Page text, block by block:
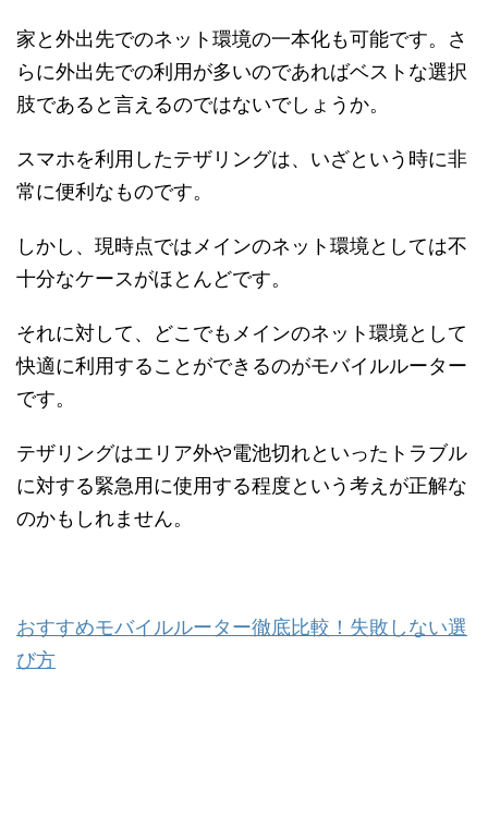
家と外出先でのネット環境の一本化も可能です。さ
らに外出先での利用が多いのであればベストな選択
肢であると言えるのではないでしょうか。
スマホを利用したテザリングは、いざという時に非
常に便利なものです。
しかし、現時点ではメインのネット環境としては不
十分なケースがほとんどです。
それに対して、どこでもメインのネット環境として
快適に利用することができるのがモバイルルーター
です。
テザリングはエリア外や電池切れといったトラブル
に対する緊急用に使用する程度という考えが正解な
のかもしれません。
おすすめモバイルルーター徹底比較！失敗しない選
び方